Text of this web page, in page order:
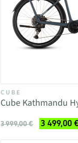
CUBE
Cube Kathmandu
3 999,00 € 3 499,00 €